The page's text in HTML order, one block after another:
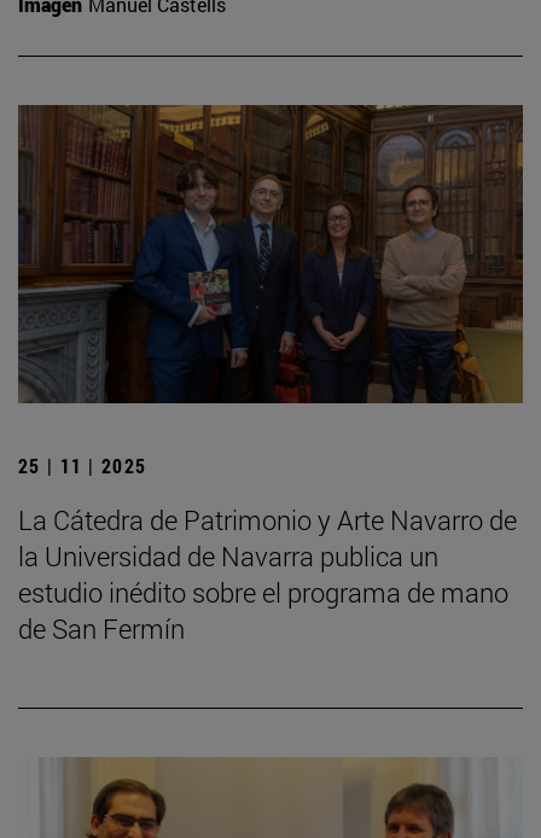
25 | 11 | 2025
La Cátedra de Patrimonio y Arte Navarro de
la Universidad de Navarra publica un
estudio inédito sobre el programa de mano
de San Fermín